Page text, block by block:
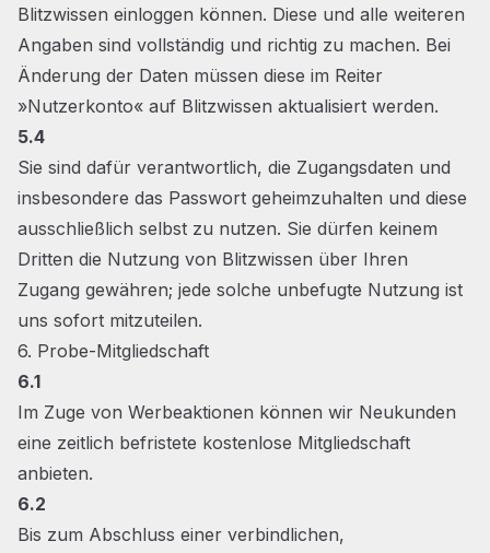
Blitzwissen einloggen können. Diese und alle weiteren
Angaben sind vollständig und richtig zu machen. Bei
Änderung der Daten müssen diese im Reiter
»Nutzerkonto« auf Blitzwissen aktualisiert werden.
5.4
Sie sind dafür verantwortlich, die Zugangsdaten und
insbesondere das Passwort geheimzuhalten und diese
ausschließlich selbst zu nutzen. Sie dürfen keinem
Dritten die Nutzung von Blitzwissen über Ihren
Zugang gewähren; jede solche unbefugte Nutzung ist
uns sofort mitzuteilen.
6. Probe-Mitgliedschaft
6.1
Im Zuge von Werbeaktionen können wir Neukunden
eine zeitlich befristete kostenlose Mitgliedschaft
anbieten.
6.2
Bis zum Abschluss einer verbindlichen,